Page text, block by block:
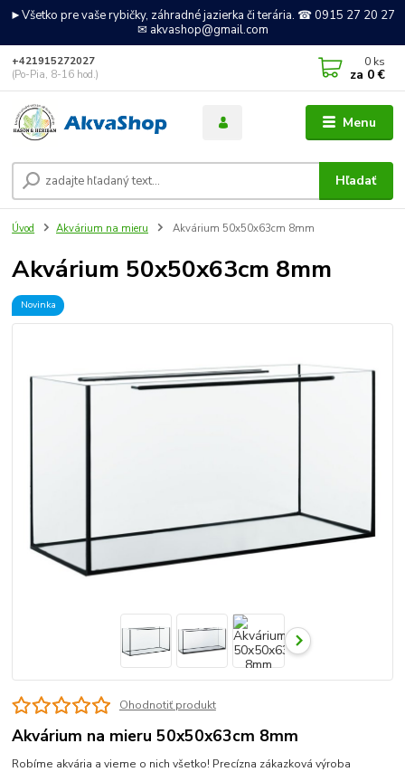
►Všetko pre vaše rybičky, záhradné jazierka či terária. ☎ 0915 27 20 27
✉ akvashop@gmail.com
Menu
Hľadať
+421915272027
(Po-Pia, 8-16 hod.)
0 ks
za 0 €
Úvod Akvárium na mieru Akvárium 50x50x63cm 8mm
Akvárium 50x50x63cm 8mm
Novinka
Ohodnotiť produkt
Akvárium na mieru 50x50x63cm 8mm
Robíme akvária a vieme o nich všetko! Precízna zákazková výroba